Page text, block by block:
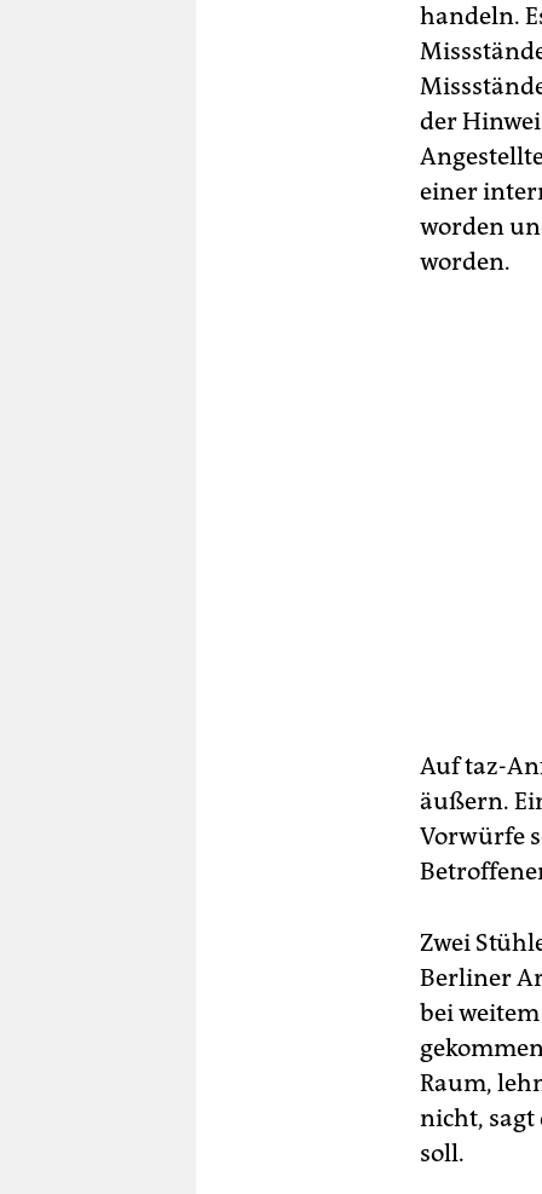
handeln.
der
einer
worden
worden.
Auf taz-
äußern.
Vorwürfe
Zwei
Berliner
bei
Raum,
nicht, sagt
soll.